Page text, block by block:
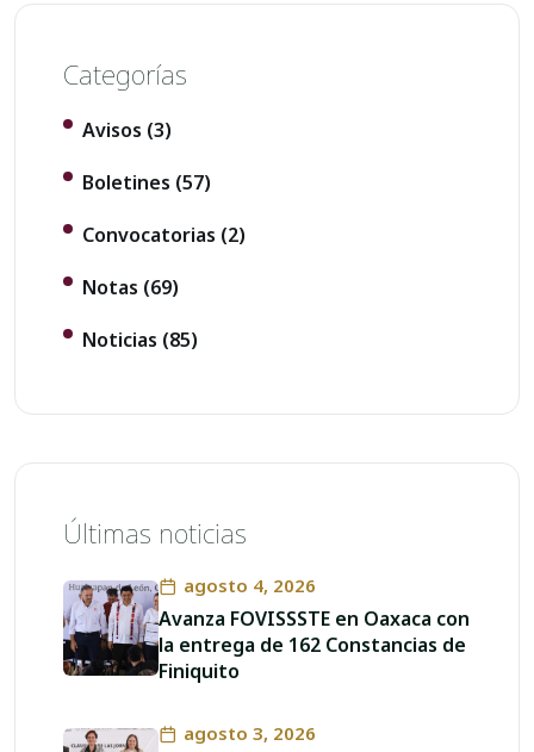
Categorías
Avisos (3)
Boletines (57)
Convocatorias (2)
Notas (69)
Noticias (85)
Últimas noticias
agosto 4, 2026
Avanza FOVISSSTE en Oaxaca con
la entrega de 162 Constancias de
Finiquito
agosto 3, 2026